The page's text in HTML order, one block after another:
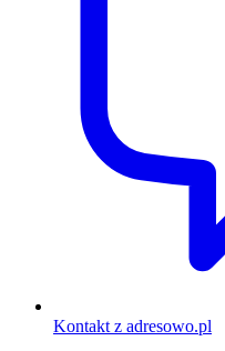
Kontakt z adresowo.pl